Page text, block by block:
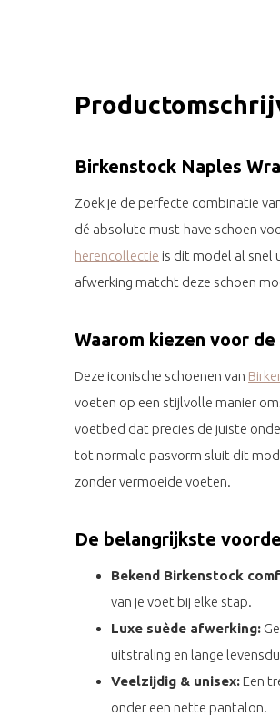
Birkenstock Naples
Zoek je de perfecte combinatie
dé absolute must-have schoen
herencollectie is dit model al snel
afwerking matcht deze schoen
Waarom kiezen voor
Deze iconische schoenen van
voeten op een stijlvolle manier
voetbed dat precies de juiste
tot normale pasvorm sluit dit
zonder vermoeide voeten.
De belangrijkste
Bekend Birkenstock
van je voet bij elke stap.
Luxe suède afwerking:
uitstraling en lange
Veelzijdig & unisex: Een
onder een nette pantalon.